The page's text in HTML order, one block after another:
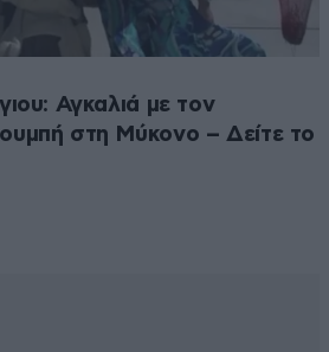
Αγκαλιά με τον
στη Μύκονο – Δείτε το